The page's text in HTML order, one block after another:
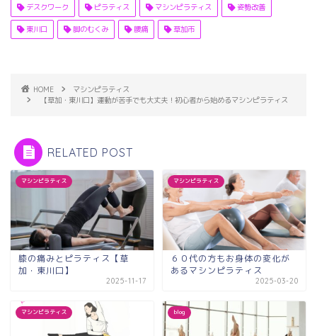
デスクワーク ピラティス マシンピラティス 姿勢改善
東川口 脚のむくみ 腰痛 草加市
HOME
マシンピラティス
【草加・東川口】運動が苦手でも大丈夫！初心者から始めるマシンピラティス
RELATED POST
マシンピラティス
膝の痛みとピラティス【草
加・東川口】
2025-11-17
マシンピラティス
６０代の方もお身体の変化が
あるマシンピラティス
2025-03-20
マシンピラティス blog